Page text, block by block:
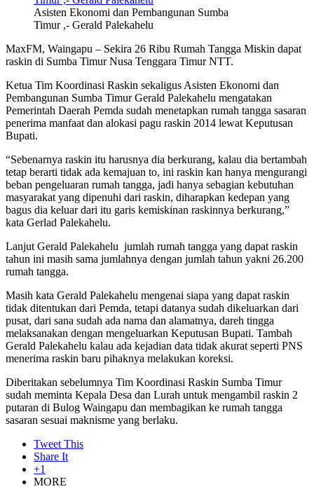
Asisten Ekonomi dan Pembangunan Sumba
Timur ,- Gerald Palekahelu
MaxFM, Waingapu – Sekira 26 Ribu Rumah Tangga Miskin dapat
raskin di Sumba Timur Nusa Tenggara Timur NTT.
Ketua Tim Koordinasi Raskin sekaligus Asisten Ekonomi dan
Pembangunan Sumba Timur Gerald Palekahelu mengatakan
Pemerintah Daerah Pemda sudah menetapkan rumah tangga sasaran
penerima manfaat dan alokasi pagu raskin 2014 lewat Keputusan
Bupati.
“Sebenarnya raskin itu harusnya dia berkurang, kalau dia bertambah
tetap berarti tidak ada kemajuan to, ini raskin kan hanya mengurangi
beban pengeluaran rumah tangga, jadi hanya sebagian kebutuhan
masyarakat yang dipenuhi dari raskin, diharapkan kedepan yang
bagus dia keluar dari itu garis kemiskinan raskinnya berkurang,”
kata Gerlad Palekahelu.
Lanjut Gerald Palekahelu jumlah rumah tangga yang dapat raskin
tahun ini masih sama jumlahnya dengan jumlah tahun yakni 26.200
rumah tangga.
Masih kata Gerald Palekahelu mengenai siapa yang dapat raskin
tidak ditentukan dari Pemda, tetapi datanya sudah dikeluarkan dari
pusat, dari sana sudah ada nama dan alamatnya, dareh tingga
melaksanakan dengan mengeluarkan Keputusan Bupati. Tambah
Gerald Palekahelu kalau ada kejadian data tidak akurat seperti PNS
menerima raskin baru pihaknya melakukan koreksi.
Diberitakan sebelumnya Tim Koordinasi Raskin Sumba Timur
sudah meminta Kepala Desa dan Lurah untuk mengambil raskin 2
putaran di Bulog Waingapu dan membagikan ke rumah tangga
sasaran sesuai maknisme yang berlaku.
Tweet This
Share It
+1
MORE